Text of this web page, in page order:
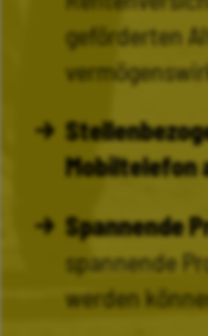
geförderten
Mobiltelefon
Spannende
spannende
werden